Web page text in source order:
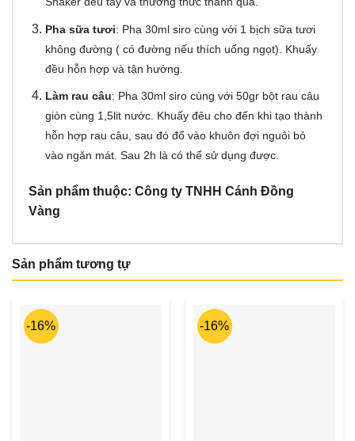
Pha sữa tươi: Pha 30ml siro cùng với 1 bịch sữa tươi
không đường ( có đường nếu thích uống ngọt). Khuấy
đều hỗn hợp và tận hưởng.
Làm rau câu: Pha 30ml siro cùng với 50gr bột rau câu
giòn cùng 1,5lit nước. Khuấy đêu cho đến khi tạo thành
hỗn hợp rau câu, sau đó đổ vào khuôn đợi nguôi bỏ
vào ngăn mát. Sau 2h là có thể sử dụng được.
Sản phẩm thuộc: Công ty TNHH Cánh Đồng
Vàng
Sản phẩm tương tự
-16% -16%